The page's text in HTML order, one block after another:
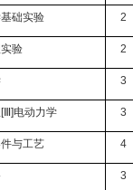
础实验 2
验 2
3
[Ⅲ]电动力学 3
与工艺 4
3